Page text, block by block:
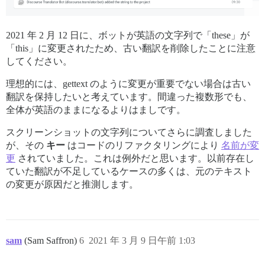
2021 年 2 月 12 日に、ボットが英語の文字列で「these」が
「this」に変更されたため、古い翻訳を削除したことに注意
してください。
理想的には、gettext のように変更が重要でない場合は古い
翻訳を保持したいと考えています。間違った複数形でも、
全体が英語のままになるよりはましです。
スクリーンショットの文字列についてさらに調査しました
が、その キー はコードのリファクタリングにより 名前が変
更 されていました。これは例外だと思います。以前存在し
ていた翻訳が不足しているケースの多くは、元のテキスト
の変更が原因だと推測します。
sam (Sam Saffron) 2021 年 3 月 9 日午前 1:03
6